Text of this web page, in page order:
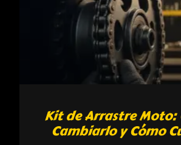
Kit de Arrastre Moto:
Cambiarlo y Cómo